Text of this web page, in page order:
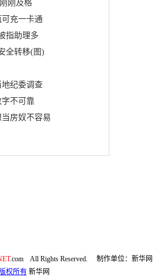
刚及格
充一卡通
指助理多
全转移(图)
纪委调查
不可靠
房奴不容易
.com All Rights Reserved. 制作单位：新华网
权所有新华网